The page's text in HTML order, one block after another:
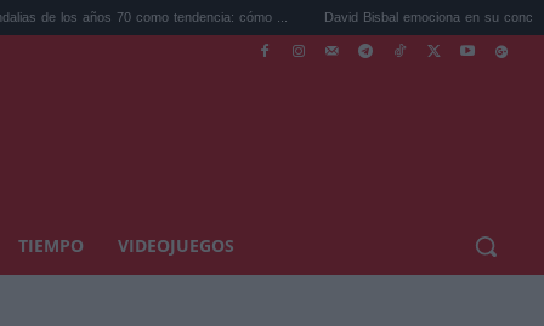
70 como tendencia: cómo ... David Bisbal emociona en su concierto de Cádiz:
TIEMPO VIDEOJUEGOS